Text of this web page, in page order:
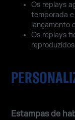
Os replays
temporada
lançamento
Os replays
Estampas de